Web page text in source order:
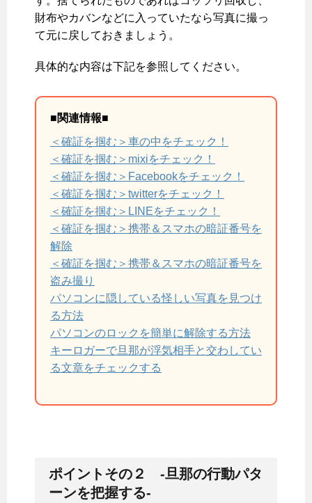
財布やカバンなどに入っていたなら写真に撮っ
て元に戻しておきましょう。
具体的な内容は下記を参照してください。
■関連情報■
＜確証を掴む＞車の中をチェック！
＜確証を掴む＞mixiをチェック！
＜確証を掴む＞Facebookをチェック！
＜確証を掴む＞twitterをチェック！
＜確証を掴む＞LINEをチェック！
＜確証を掴む＞携帯＆スマホの暗証番号を
解除
＜確証を掴む＞携帯＆スマホの暗証番号を
盗み撮り
パソコンに隠している怪しい写真を見つけ
る方法
パソコンのロックを簡単に解除する方法
キーロガーで旦那が浮気相手と交わしてい
る文章をチェックする
ポイントその２ -旦那の行動パタ
ーンを把握する-